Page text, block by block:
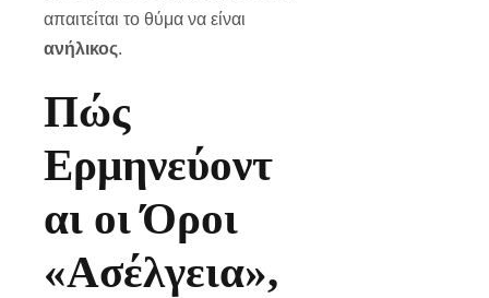
απαιτείται το θύμα να είναι
ανήλικος.
Πώς
Ερμηνεύοντ
αι οι Όροι
«Ασέλγεια»,